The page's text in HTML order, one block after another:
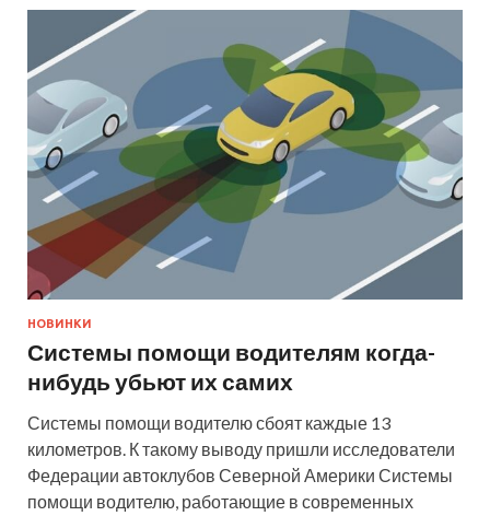
НОВИНКИ
Системы помощи водителям когда-
нибудь убьют их самих
Системы помощи водителю сбоят каждые 13
километров. К такому выводу пришли исследователи
Федерации автоклубов Северной Америки Системы
помощи водителю, работающие в современных